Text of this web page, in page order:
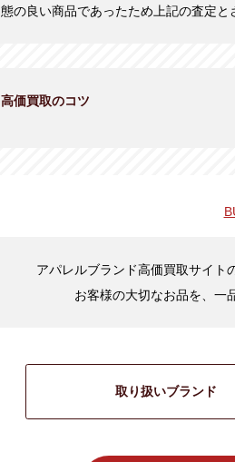
態の良い商品であったため上記の査定と
高価買取のコツ
アパレルブランド高価買取サイト
お客様の大切なお品を、一
取り扱いブランド